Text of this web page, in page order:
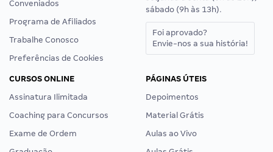
Conveniados
Programa de Afiliados
Trabalhe Conosco
Preferências de Cookies
sábado (9h às 13h).
Foi aprovado?
Envie-nos a sua história!
CURSOS ONLINE
Assinatura Ilimitada
Coaching para Concursos
Exame de Ordem
PÁGINAS ÚTEIS
Depoimentos
Material Grátis
Aulas ao Vivo